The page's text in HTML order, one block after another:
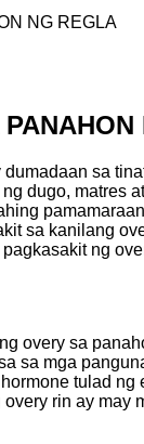
NG REGLA
sa
dugo, matres
sa kanilang
ng
overy sa
sa mga
tulad
rin ay